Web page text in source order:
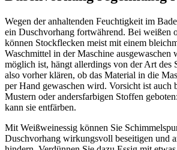
Wegen der anhaltenden Feuchtigkeit im
ein Duschvorhang fortwährend. Bei weißen
können Stockflecken meist mit einem
Waschmittel in der Maschine ausgewaschen
möglich ist, hängt allerdings von der Art des
also vorher klären, ob das Material in die
per Hand gewaschen wird. Vorsicht ist auch
Mustern oder andersfarbigen Stoffen
kann sie entfärben.
Mit Weißweinessig können Sie
Duschvorhang wirkungsvoll beseitigen und